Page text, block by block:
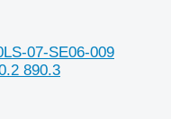
07-SE06-009
890.3